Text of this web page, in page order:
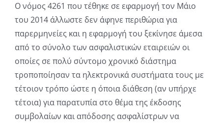
Ο νόμος 4261 που τέθηκε σε εφαρμογή τον Μάιο
του 2014 άλλωστε δεν άφηνε περιθώρια για
παρερμηνείες και η εφαρμογή του ξεκίνησε άμεσα
από το σύνολο των ασφαλιστικών εταιρειών οι
οποίες σε πολύ σύντομο χρονικό διάστημα
τροποποίησαν τα ηλεκτρονικά συστήματα τους με
τέτοιον τρόπο ώστε η όποια διάθεση (αν υπήρχε
τέτοια) για παρατυπία στο θέμα της έκδοσης
συμβολαίων και απόδοσης ασφαλίστρων να